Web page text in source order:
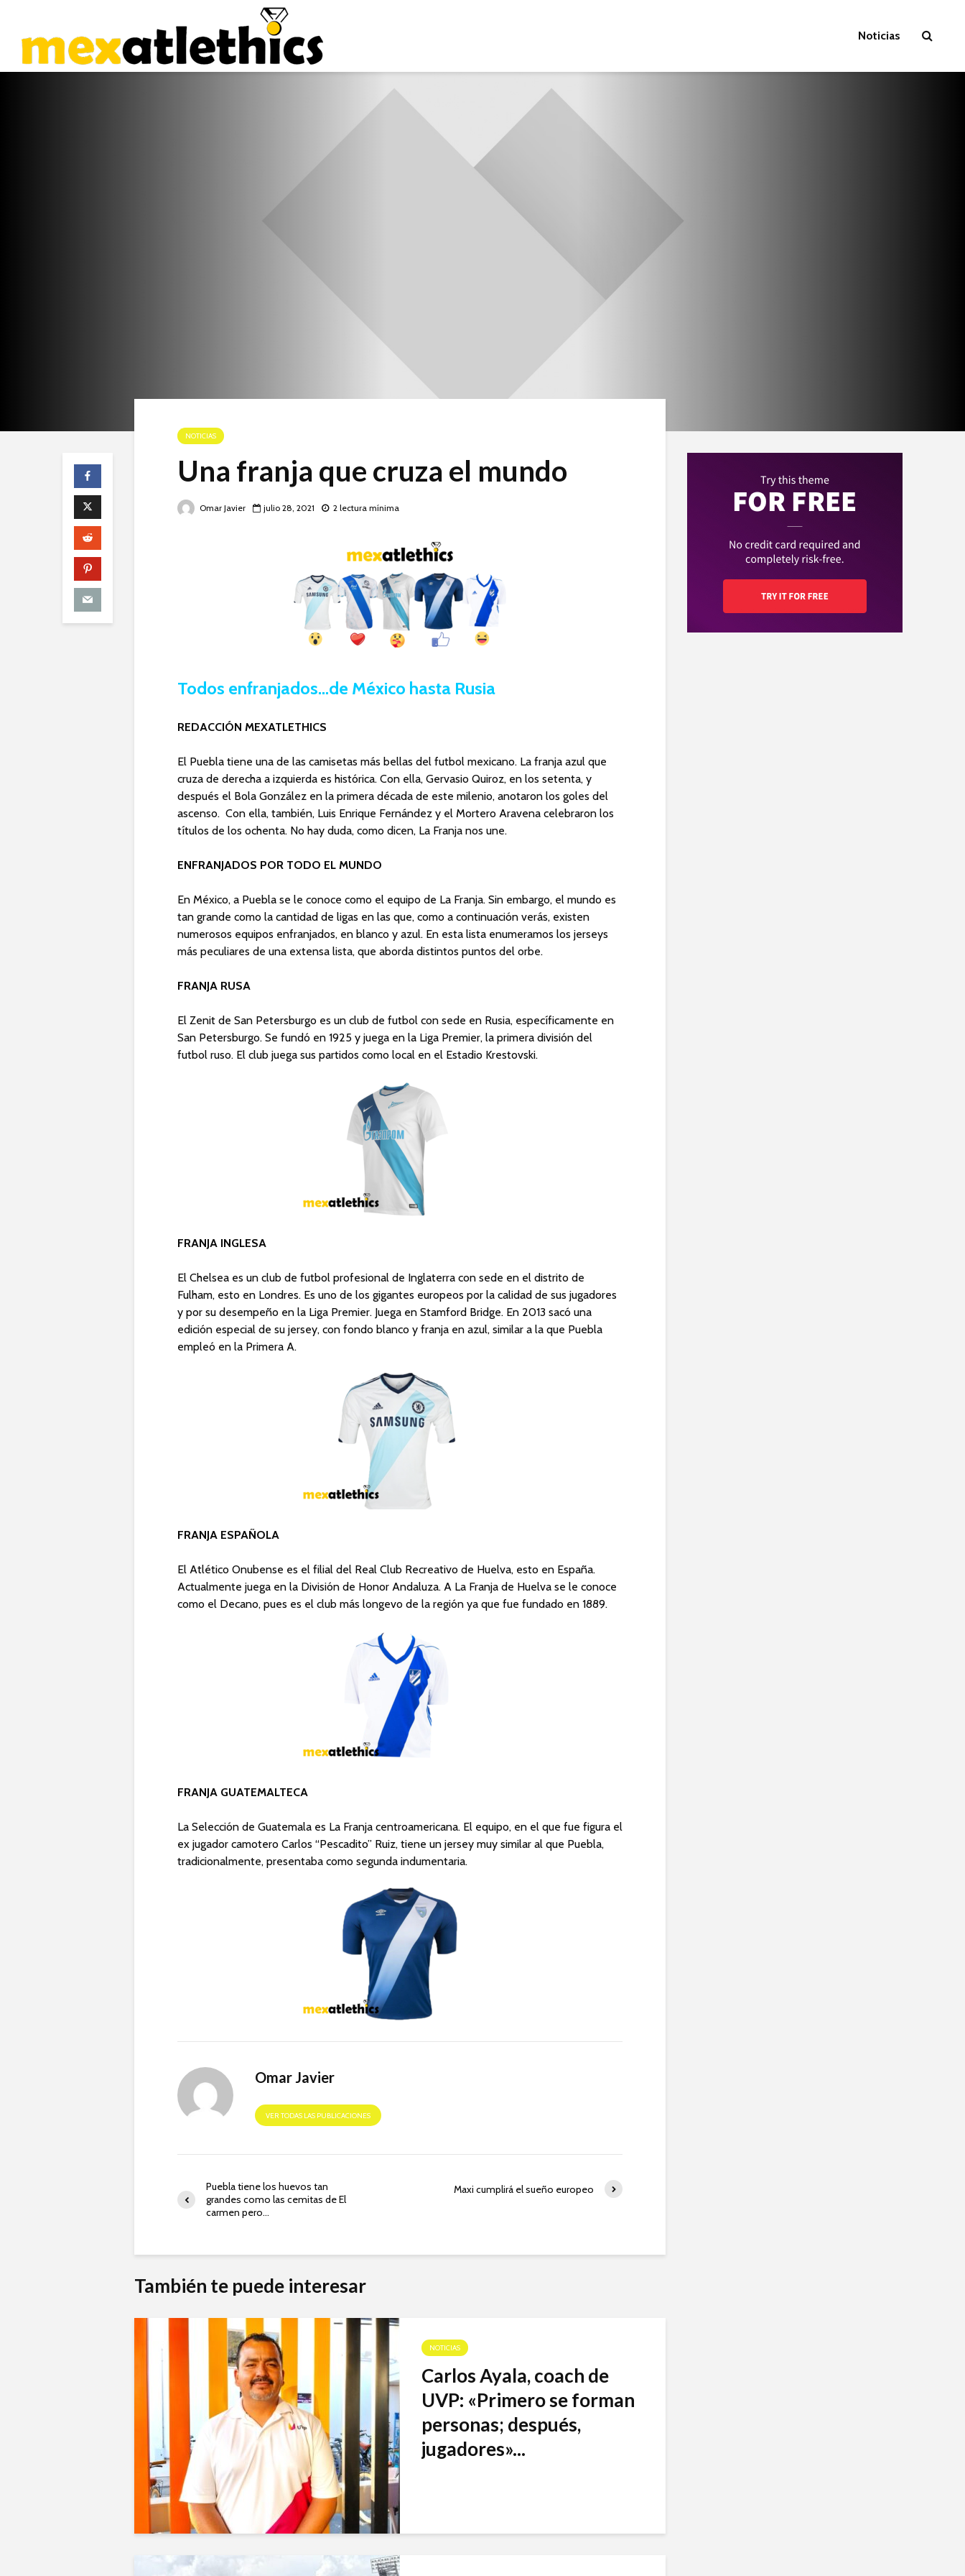
Noticias
NOTICIAS
Una franja que cruza el mundo
Omar Javier julio 28, 2021 2 lectura mínima
Todos enfranjados…de México hasta Rusia
REDACCIÓN MEXATLETHICS
El Puebla tiene una de las camisetas más bellas del futbol mexicano. La franja azul que
cruza de derecha a izquierda es histórica. Con ella, Gervasio Quiroz, en los setenta, y
después el Bola González en la primera década de este milenio, anotaron los goles del
ascenso. Con ella, también, Luis Enrique Fernández y el Mortero Aravena celebraron los
títulos de los ochenta. No hay duda, como dicen, La Franja nos une.
ENFRANJADOS POR TODO EL MUNDO
En México, a Puebla se le conoce como el equipo de La Franja. Sin embargo, el mundo es
tan grande como la cantidad de ligas en las que, como a continuación verás, existen
numerosos equipos enfranjados, en blanco y azul. En esta lista enumeramos los jerseys
más peculiares de una extensa lista, que aborda distintos puntos del orbe.
FRANJA RUSA
El Zenit de San Petersburgo es un club de futbol con sede en Rusia, específicamente en
San Petersburgo. Se fundó en 1925 y juega en la Liga Premier, la primera división del
futbol ruso. El club juega sus partidos como local en el Estadio Krestovski.
FRANJA INGLESA
El Chelsea es un club de futbol profesional de Inglaterra con sede en el distrito de
Fulham, esto en Londres. Es uno de los gigantes europeos por la calidad de sus jugadores
y por su desempeño en la Liga Premier. Juega en Stamford Bridge. En 2013 sacó una
edición especial de su jersey, con fondo blanco y franja en azul, similar a la que Puebla
empleó en la Primera A.
FRANJA ESPAÑOLA
El Atlético Onubense es el filial del Real Club Recreativo de Huelva, esto en España.
Actualmente juega en la División de Honor Andaluza. A La Franja de Huelva se le conoce
como el Decano, pues es el club más longevo de la región ya que fue fundado en 1889.
FRANJA GUATEMALTECA
La Selección de Guatemala es La Franja centroamericana. El equipo, en el que fue figura el
ex jugador camotero Carlos “Pescadito” Ruiz, tiene un jersey muy similar al que Puebla,
tradicionalmente, presentaba como segunda indumentaria.
Omar Javier
VER TODAS LAS PUBLICACIONES
Puebla tiene los huevos tan
grandes como las cemitas de El
carmen pero…
Maxi cumplirá el sueño europeo
También te puede interesar
NOTICIAS
Carlos Ayala, coach de
UVP: «Primero se forman
personas; después,
jugadores»...